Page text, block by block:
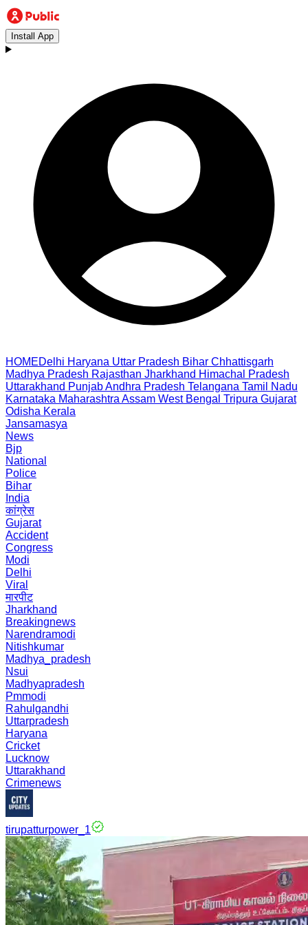
Install App
HOMEDelhi Haryana Uttar Pradesh Bihar Chhattisgarh
Madhya Pradesh Rajasthan Jharkhand Himachal Pradesh
Uttarakhand PunjabAndhra Pradesh Telangana Tamil Nadu
Karnataka Maharashtra Assam West Bengal Tripura Gujarat
Odisha Kerala
Jansamasya
News
Bjp
National
Police
Bihar
India
कांग्रेस
Gujarat
Accident
Congress
Modi
Delhi
Viral
मारपीट
Jharkhand
Breakingnews
Narendramodi
Nitishkumar
Madhya_pradesh
Nsui
Madhyapradesh
Pmmodi
Rahulgandhi
Uttarpradesh
Haryana
Cricket
Lucknow
Uttarakhand
Crimenews
tirupatturpower_1